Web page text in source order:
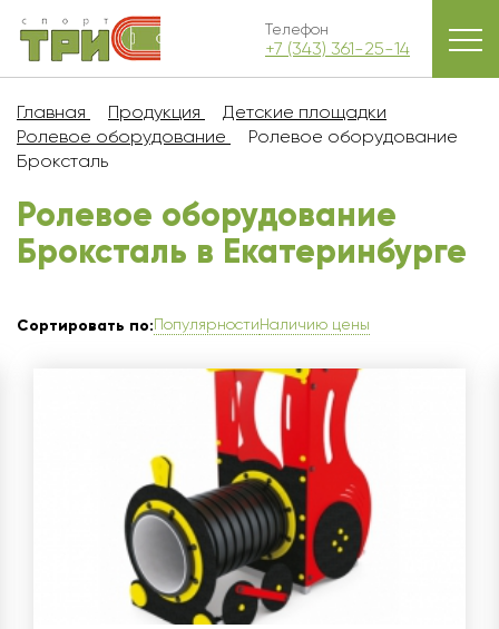
Телефон
+7 (343) 361-25-14
Главная Продукция
Детские площадки
Ролевое оборудование
Ролевое оборудование
Броксталь
Ролевое оборудование
Броксталь в Екатеринбурге
Сортировать по:ПопулярностиНаличию цены